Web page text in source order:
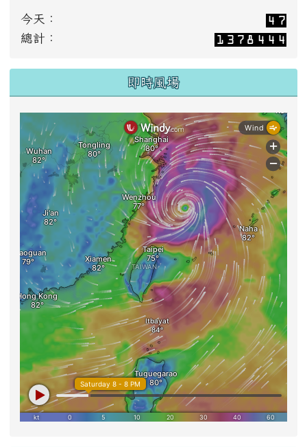
今天：
總計：
即時風場